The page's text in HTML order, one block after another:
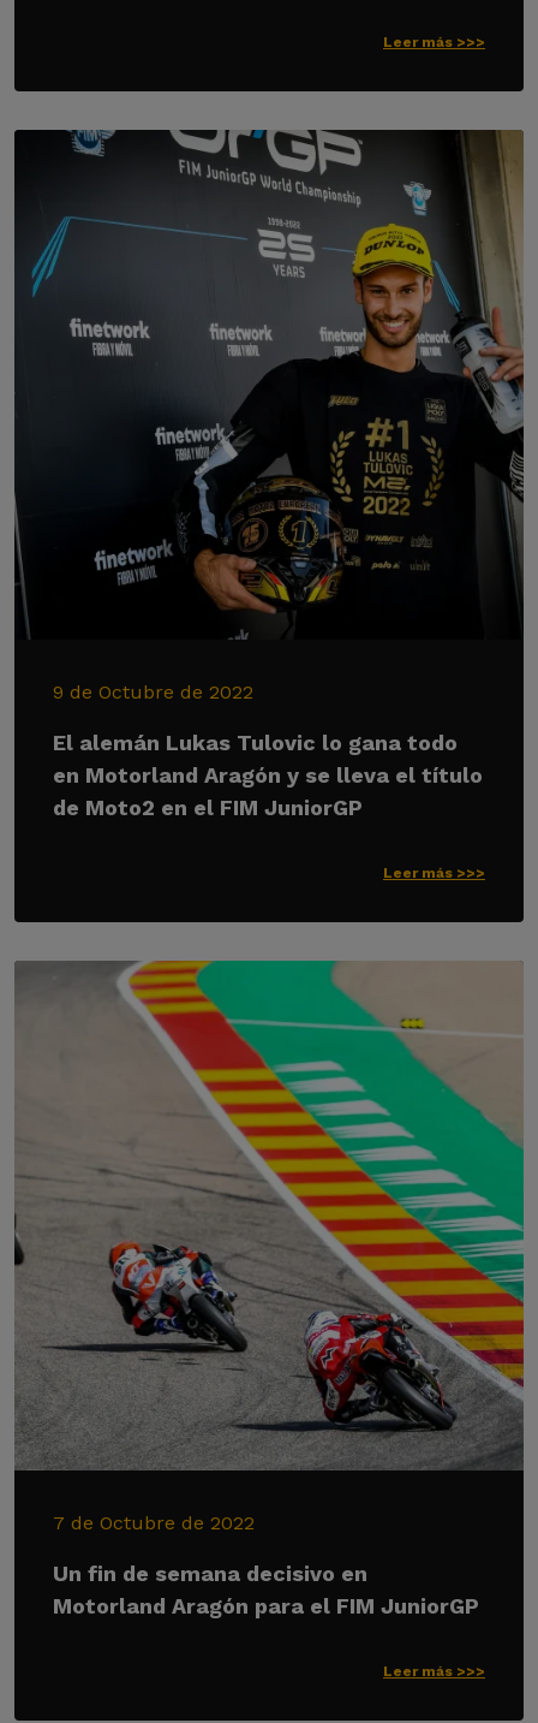
Leer más >>>
9 de Octubre de 2022
El alemán Lukas Tulovic lo gana todo
en Motorland Aragón y se lleva el título
de Moto2 en el FIM JuniorGP
Leer más >>>
7 de Octubre de 2022
Un fin de semana decisivo en
Motorland Aragón para el FIM JuniorGP
Leer más >>>